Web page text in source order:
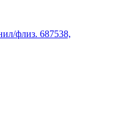
флиз. 687538,